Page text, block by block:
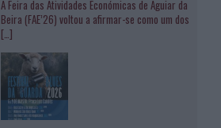
A Feira das Atividades Económicas de Aguiar da
Beira (FAE’26) voltou a afirmar-se como um dos
[…]